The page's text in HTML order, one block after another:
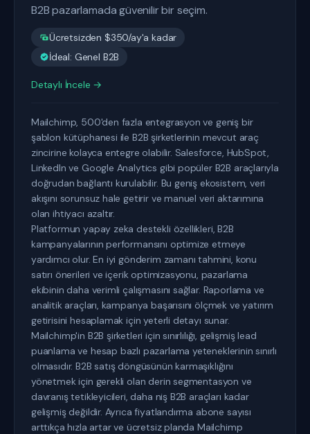
B2B pazarlamada güvenilir bir seçim.
Ücretsizden $350/ay'a kadar
İdeal: Genel B2B
Detaylı İncele →
Mailchimp, 500'den fazla entegrasyon ve geniş bir
şablon kütüphanesi ile B2B şirketlerinin mevcut araç
zincirine kolayca entegre olabilir. Salesforce, HubSpot,
LinkedIn ve Google Analytics gibi popüler B2B araçlarıyla
doğrudan bağlantı kurulabilir. Bu geniş ekosistem, veri
akışını sorunsuz hale getirir ve manuel veri aktarımına
olan ihtiyacı azaltır.
Platformun yapay zeka destekli özellikleri, B2B
kampanyalarının performansını optimize etmeye
yardımcı olur. En iyi gönderim zamanı tahmini, konu
satırı önerileri ve içerik optimizasyonu, pazarlama
ekibinin daha verimli çalışmasını sağlar. Raporlama ve
analitik araçları, kampanya başarısını ölçmek ve yatırım
getirisini hesaplamak için yeterli detayı sunar.
Mailchimp'in B2B şirketleri için sınırlılığı, gelişmiş lead
puanlama ve hesap bazlı pazarlama yeteneklerinin sınırlı
olmasıdır. B2B satış döngüsünün karmaşıklığını
yönetmek için gerekli olan derin segmentasyon ve
davranış tetikleyicileri, daha niş B2B araçları kadar
gelişmiş değildir. Ayrıca fiyatlandırma abone sayısı
arttıkça hızla artar ve ücretsiz planda Mailchimp